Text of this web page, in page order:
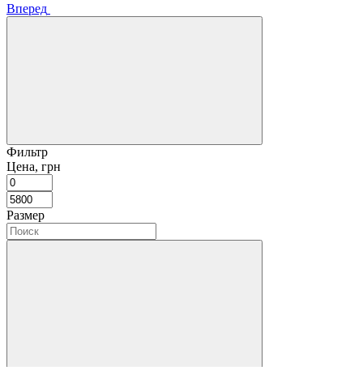
Вперед
Фильтр
Цена, грн
Размер